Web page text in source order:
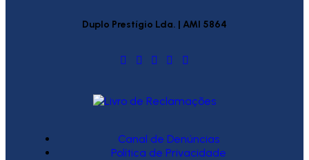
Duplo Prestígio Lda. | AMI 5864
Canal de Denúncias
Política de Privacidade